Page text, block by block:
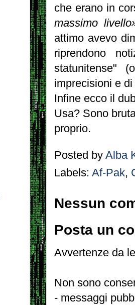
che erano in
massimo
attimo avevo
riprendono
statunitense"
imprecisioni e
Infine ecco il
Usa? Sono
proprio.
Posted by Alba
Labels: Af-Pak,
Nessun
Posta un
Avvertenze da
Non sono
- messaggi